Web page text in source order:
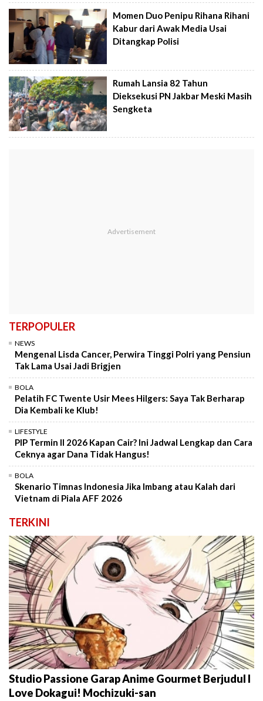
Momen Duo Penipu Rihana Rihani
Kabur dari Awak Media Usai
Ditangkap Polisi
Rumah Lansia 82 Tahun
Dieksekusi PN Jakbar Meski Masih
Sengketa
TERPOPULER
NEWS
Mengenal Lisda Cancer, Perwira Tinggi Polri yang Pensiun
Tak Lama Usai Jadi Brigjen
BOLA
Pelatih FC Twente Usir Mees Hilgers: Saya Tak Berharap
Dia Kembali ke Klub!
LIFESTYLE
PIP Termin II 2026 Kapan Cair? Ini Jadwal Lengkap dan Cara
Ceknya agar Dana Tidak Hangus!
BOLA
Skenario Timnas Indonesia Jika Imbang atau Kalah dari
Vietnam di Piala AFF 2026
TERKINI
Studio Passione Garap Anime Gourmet Berjudul I
Love Dokagui! Mochizuki-san